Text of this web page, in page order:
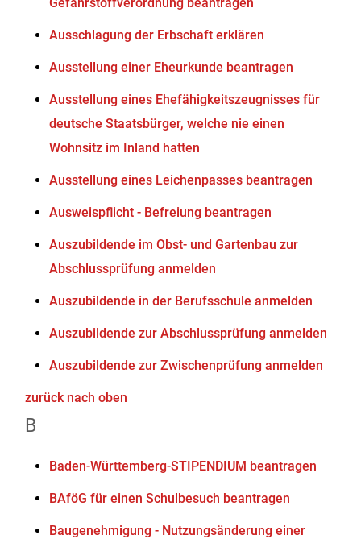
Ausschlagung der Erbschaft erklären
Ausstellung einer Eheurkunde beantragen
Ausstellung eines Ehefähigkeitszeugnisses für
deutsche Staatsbürger, welche nie einen
Wohnsitz im Inland hatten
Ausstellung eines Leichenpasses beantragen
Ausweispflicht - Befreiung beantragen
Auszubildende im Obst- und Gartenbau zur
Abschlussprüfung anmelden
Auszubildende in der Berufsschule anmelden
Auszubildende zur Abschlussprüfung anmelden
Auszubildende zur Zwischenprüfung anmelden
zurück nach oben
B
Baden-Württemberg-STIPENDIUM beantragen
BAföG für einen Schulbesuch beantragen
Baugenehmigung - Nutzungsänderung einer